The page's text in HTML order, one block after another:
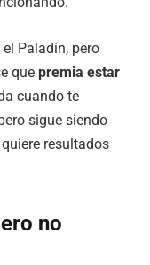
Paladín, pero
que premia estar
cuando te
sigue siendo
resultados
no